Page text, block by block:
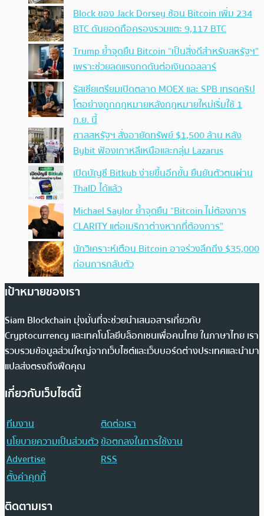
Block ของ Jack Dorsey ช้อน Bitcoin เพิ่ม 234
BTC ดันยอดถือครองรวมแตะ 9,117 BTC
Trump ย้ำจุดยืน Bitcoin “เป็นสิ่งดีสำหรับสหรัฐฯ”
เพราะช่วยลดแรงกดดันต่อเงินดอลลาร์
รัสเซียเตรียมเปิดตลาด MOEX และ SPB เทรดคริป
โตอย่างถูกกฎหมายหลังกฎหมายใหม่เริ่มใช้ 1
ก.ย. นี้
ศาลสหรัฐฯ สั่งอายัดทรัพย์ $1,500 ล้าน หลัง
Bybit ฟ้องเกาหลีเหนือและกลุ่ม Lazarus
เปิดบัญชี Bitkub ง่ายขึ้นอีกขั้น ยืนยันตัวตนผ่าน
ThaID ได้แล้ว
Michael Saylor ย้ำจุดยืน “Bitcoin ไม่ต้องการ
CLARITY แต่อเมริกาต่างหากที่ต้องการ”
นักวิเคราะห์เตือน Bitcoin อาจร่วงลึกถึง $35,000
ก่อนการกลับตัว
เป้าหมายของเรา
Siam Blockchain มุ่งมั่นที่จะช่วยนำเสนอสารเกี่ยวกับ
Cryptocurrency และเทคโนโลยีบล็อกเชนเพื่อคนไทย ในภาษาไทย เรา
รวบรวมข้อมูลส่วนใหญ่จากเว็บไซต์และเว็บบอร์ดต่างประเทศและนำมา
แปลส่งตรงถึงฟีดคุณ
เกี่ยวกับเว็บไซต์นี้
ทีมงาน
ติดต่อเรา
นโยบายความเป็นส่วนตัวข้อตกลงในการใช้งาน
Advertise
RSS
ตั้งค่าคุกกี้
ติดตามเรา